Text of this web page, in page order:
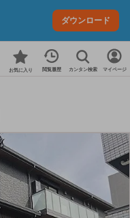
ダウンロード
お気に入り 閲覧履歴 カンタン検索 マイページ